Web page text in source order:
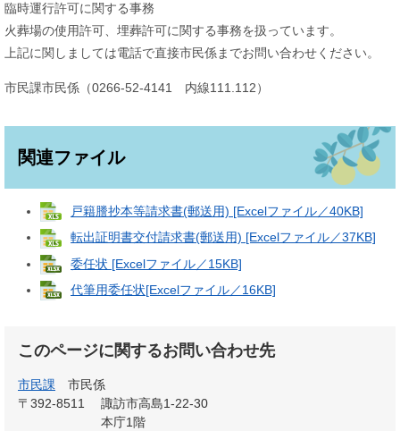
臨時運行許可に関する事務
火葬場の使用許可、埋葬許可に関する事務を扱っています。
上記に関しましては電話で直接市民係までお問い合わせください。
市民課市民係（0266-52-4141 内線111.112）
関連ファイル
戸籍謄抄本等請求書(郵送用) [Excelファイル／40KB]
転出証明書交付請求書(郵送用) [Excelファイル／37KB]
委任状 [Excelファイル／15KB]
代筆用委任状[Excelファイル／16KB]
このページに関するお問い合わせ先
市民課
市民係
〒392-8511
諏訪市高島1-22-30
本庁1階